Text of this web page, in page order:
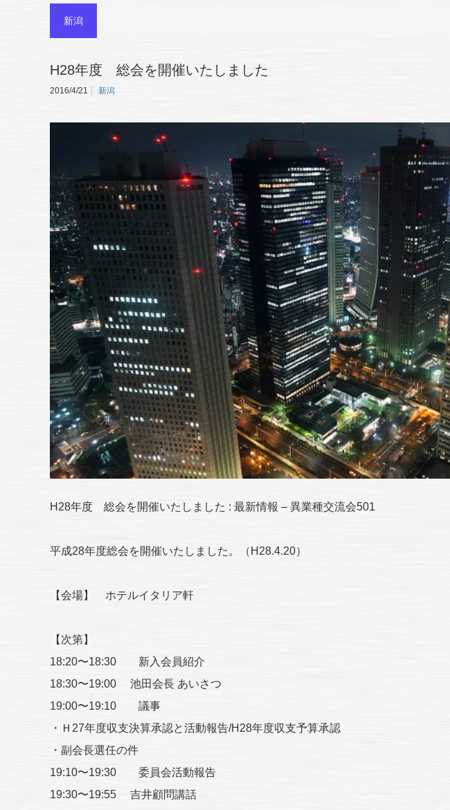
新潟
H28年度 総会を開催いたしました
2016/4/21 新潟
H28年度 総会を開催いたしました : 最新情報 – 異業種交流会501
平成28年度総会を開催いたしました。（H28.4.20）
【会場】 ホテルイタリア軒
【次第】
18:20〜18:30 新入会員紹介
18:30〜19:00 池田会長 あいさつ
19:00〜19:10 議事
・Ｈ27年度収支決算承認と活動報告/H28年度収支予算承認
・副会長選任の件
19:10〜19:30 委員会活動報告
19:30〜19:55 吉井顧問講話